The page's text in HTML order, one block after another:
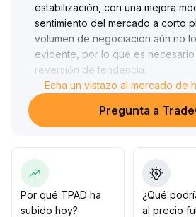
estabilización, con una mejora
sentimiento del mercado a corto
volumen de negociación aún no
evidente, por lo que es
reversión de tendencia
Se recomienda a los inversores
1,80-2,05 como soporte, y 2,30
adoptando una estrategia
moderadamente; si el volumen es
soporte se pierde tras un
una parada de pérdidas estricta y
exposición total, priorizando la
Echa un vistazo al mercado de
Pregunta a
Por qué TPAD ha
subido hoy?
¿Qué
al precio